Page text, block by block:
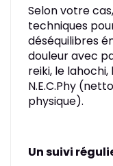
​Selon votre
techniques
déséquilibres
douleur avec
reiki, le
N.E.C.Phy
physique).
Un suivi